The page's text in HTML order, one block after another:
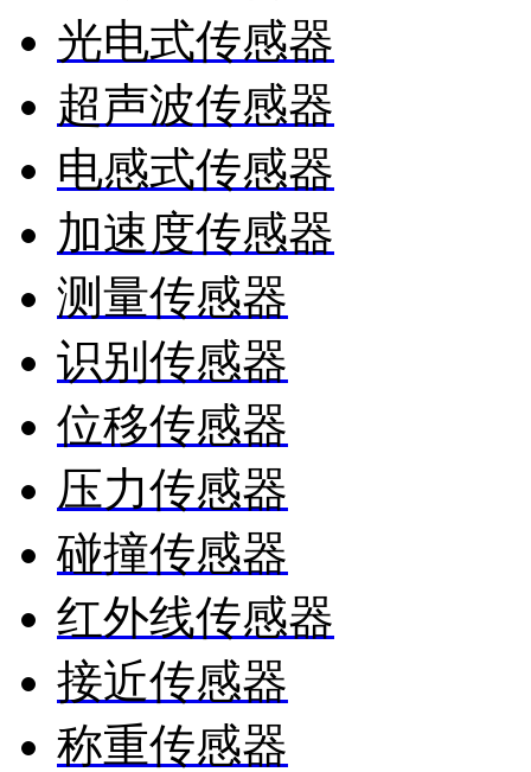
光电式传感器
超声波传感器
电感式传感器
加速度传感器
测量传感器
识别传感器
位移传感器
压力传感器
碰撞传感器
红外线传感器
接近传感器
称重传感器